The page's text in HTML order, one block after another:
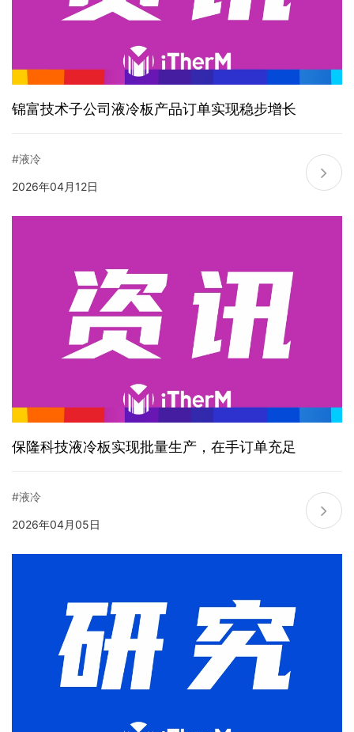
锦富技术子公司液冷板产品订单实现稳步增长
#液冷
2026年04月12日
保隆科技液冷板实现批量生产，在手订单充足
#液冷
2026年04月05日